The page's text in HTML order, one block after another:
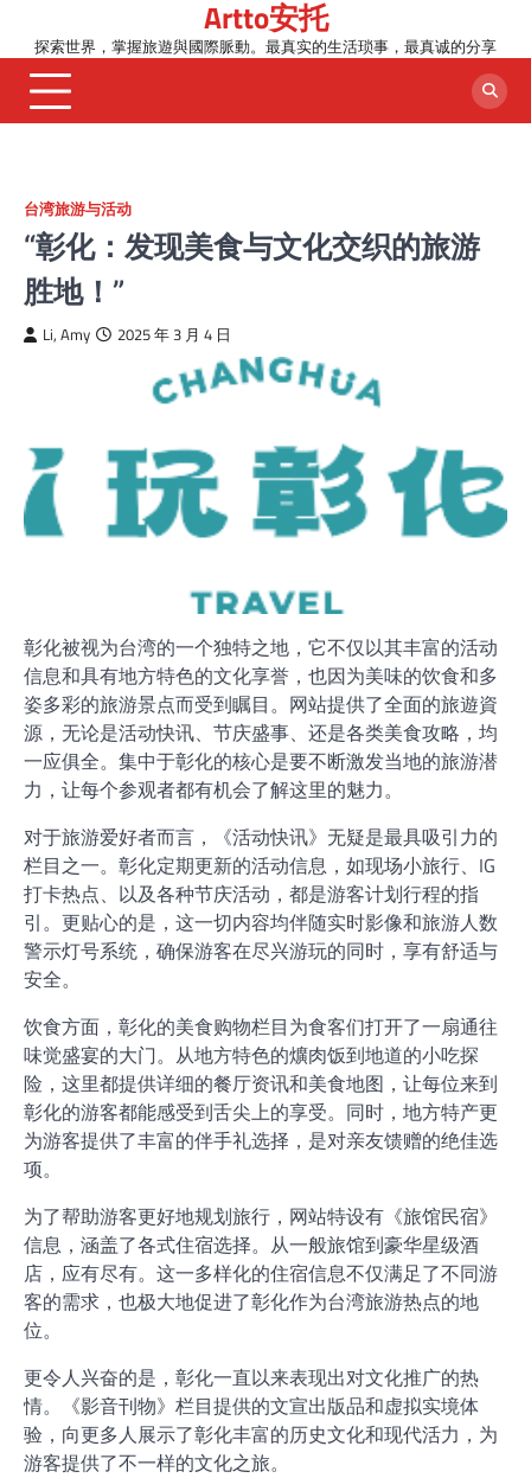
content
Artto安托
探索世界，掌握旅遊與國際脈動。最真实的生活琐事，最真诚的分享
台湾旅游与活动
“彰化：发现美食与文化交织的旅游
胜地！”
Li, Amy 2025 年 3 月 4 日
彰化被视为台湾的一个独特之地，它不仅以其丰富的活动
信息和具有地方特色的文化享誉，也因为美味的饮食和多
姿多彩的旅游景点而受到瞩目。网站提供了全面的旅遊資
源，无论是活动快讯、节庆盛事、还是各类美食攻略，均
一应俱全。集中于彰化的核心是要不断激发当地的旅游潜
力，让每个参观者都有机会了解这里的魅力。
对于旅游爱好者而言，《活动快讯》无疑是最具吸引力的
栏目之一。彰化定期更新的活动信息，如现场小旅行、IG
打卡热点、以及各种节庆活动，都是游客计划行程的指
引。更贴心的是，这一切内容均伴随实时影像和旅游人数
警示灯号系统，确保游客在尽兴游玩的同时，享有舒适与
安全。
饮食方面，彰化的美食购物栏目为食客们打开了一扇通往
味觉盛宴的大门。从地方特色的爌肉饭到地道的小吃探
险，这里都提供详细的餐厅资讯和美食地图，让每位来到
彰化的游客都能感受到舌尖上的享受。同时，地方特产更
为游客提供了丰富的伴手礼选择，是对亲友馈赠的绝佳选
项。
为了帮助游客更好地规划旅行，网站特设有《旅馆民宿》
信息，涵盖了各式住宿选择。从一般旅馆到豪华星级酒
店，应有尽有。这一多样化的住宿信息不仅满足了不同游
客的需求，也极大地促进了彰化作为台湾旅游热点的地
位。
更令人兴奋的是，彰化一直以来表现出对文化推广的热
情。《影音刊物》栏目提供的文宣出版品和虚拟实境体
验，向更多人展示了彰化丰富的历史文化和现代活力，为
游客提供了不一样的文化之旅。